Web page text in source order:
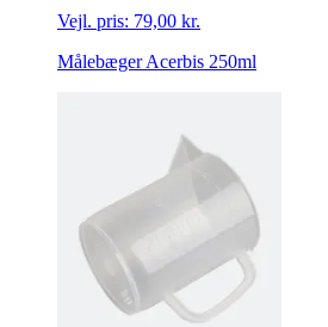
Vejl. pris: 79,00 kr.
Målebæger Acerbis 250ml